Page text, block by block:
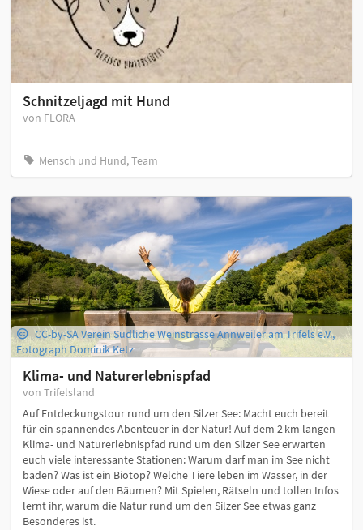
Schnitzeljagd mit Hund
von FLORA
Mensch und Hund, Team
CC-by-SA Verein Südliche Weinstrasse Annweiler am Trifels e.V.,
Fotograph Dominik Ketz
Klima- und Naturerlebnispfad
von Trifelsland
Auf Entdeckungstour rund um den Silzer See: Macht euch bereit
für ein spannendes Abenteuer in der Natur! Auf dem 2 km langen
Klima- und Naturerlebnispfad rund um den Silzer See erwarten
euch viele interessante Stationen: Warum darf man im See nicht
baden? Was ist ein Biotop? Welche Tiere leben im Wasser, in der
Wiese oder auf den Bäumen? Mit Spielen, Rätseln und tollen Infos
lernt ihr, warum die Natur rund um den Silzer See etwas ganz
Besonderes ist.